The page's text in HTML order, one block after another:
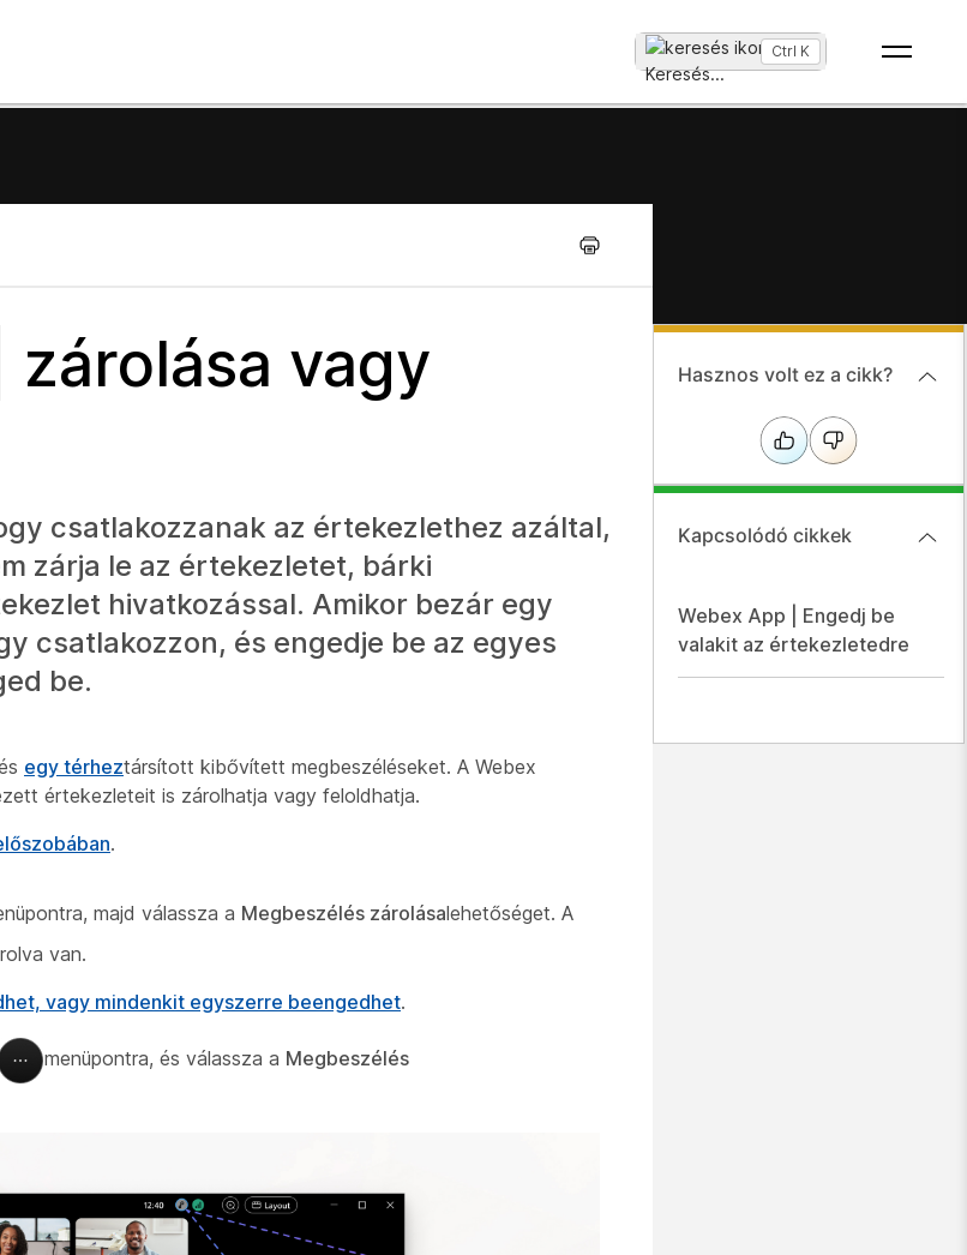
Keresés...
Ctrl K
zárolása vagy
csatlakozzanak az értekezlethez azáltal,
zárja le az értekezletet, bárki
hivatkozással. Amikor bezár egy
csatlakozzon, és engedje be az egyes
be.
egy térheztársított kibővített megbeszéléseket. A Webex
értekezleteit is zárolhatja vagy feloldhatja.
.
majd válassza a Megbeszélés zárolásalehetőséget. A
van.
vagy mindenkit egyszerre beengedhet.
menüpontra, és válassza a Megbeszélés
Hasznos volt ez a cikk?
Kapcsolódó cikkek
Webex App | Engedj be
valakit az értekezletedre